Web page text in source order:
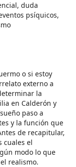
duda
psíquicos,
o si estoy
externo a
la
en Calderón y
paso a
y la función que
de recapitular,
cuales el
modo lo que
realismo.